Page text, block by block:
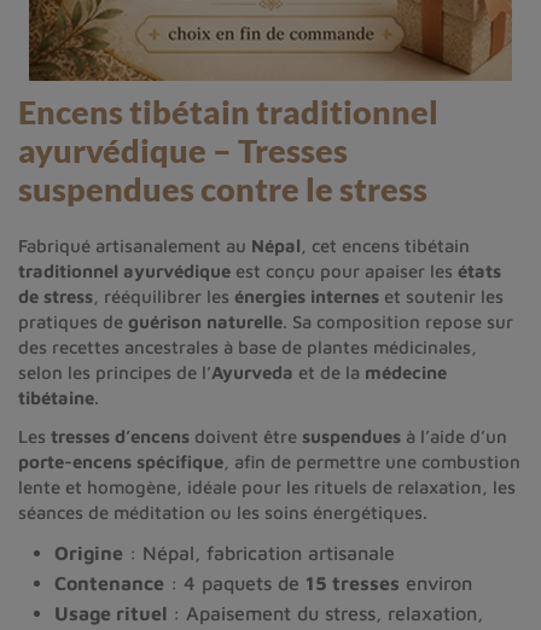
Encens tibétain traditionnel
ayurvédique – Tresses
suspendues contre le stress
Fabriqué artisanalement au Népal , cet encens tibétain
traditionnel ayurvédique est conçu pour apaiser les états
de stress , rééquilibrer les énergies internes et soutenir les
pratiques de guérison naturelle. Sa composition repose sur
des recettes ancestrales à base de plantes médicinales,
selon les principes de l’Ayurveda et de la médecine
tibétaine.
Les tresses d’encens doivent être suspendues à l’aide d’un
porte-encens spécifique , afin de permettre une combustion
lente et homogène, idéale pour les rituels de relaxation, les
séances de méditation ou les soins énergétiques.
Origine : Népal, fabrication artisanale
Contenance : 4 paquets de 15 tresses environ
Usage rituel : Apaisement du stress, relaxation,